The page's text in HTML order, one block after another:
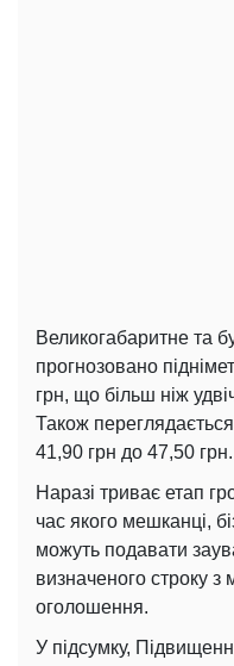
Великогабаритне та
прогнозовано
грн, що більш ніж
Також
41,90 грн до 47,50 грн.
Наразі триває етап
час якого мешканці,
можуть подавати
визначеного строку з
оголошення.
У підсумку,